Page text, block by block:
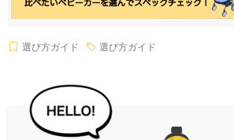
選び方ガイド 選び方ガイド